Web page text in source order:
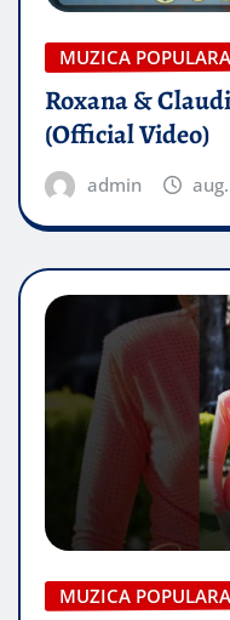
MUZICA POPULARA
Roxana &
(Official Video)
admin
MUZICA POPULARA